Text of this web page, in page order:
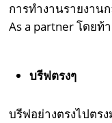
การทำงานรายงาน
As a partner โดยท้
บรีฟตรงๆ
บรีฟอย่างตรงไปตร